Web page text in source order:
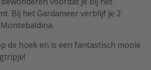
Bij het Gardameer verblijf je 2
de hoek en is een fantastisch mooie